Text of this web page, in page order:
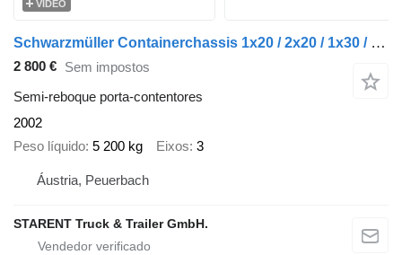
VÍDEO
Schwarzmüller Containerchassis 1x20 / 2x20 / 1x30 / 1x40 SAF-Achsen
2 800 € Sem impostos
Semi-reboque porta-contentores
2002
Peso líquido 5 200 kg Eixos 3
Áustria, Peuerbach
STARENT Truck & Trailer GmbH.